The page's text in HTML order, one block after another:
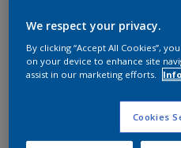
Das
We respect your privacy.
By clicking “Accept All Cookies”,
on your device to enhance site
assist in our marketing efforts.
Info
Cookies